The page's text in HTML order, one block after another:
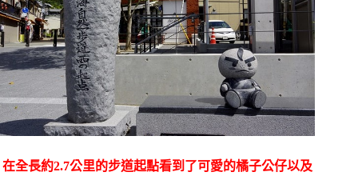
在全長約2.7公里的步道起點看到了可愛的橘子公仔以及